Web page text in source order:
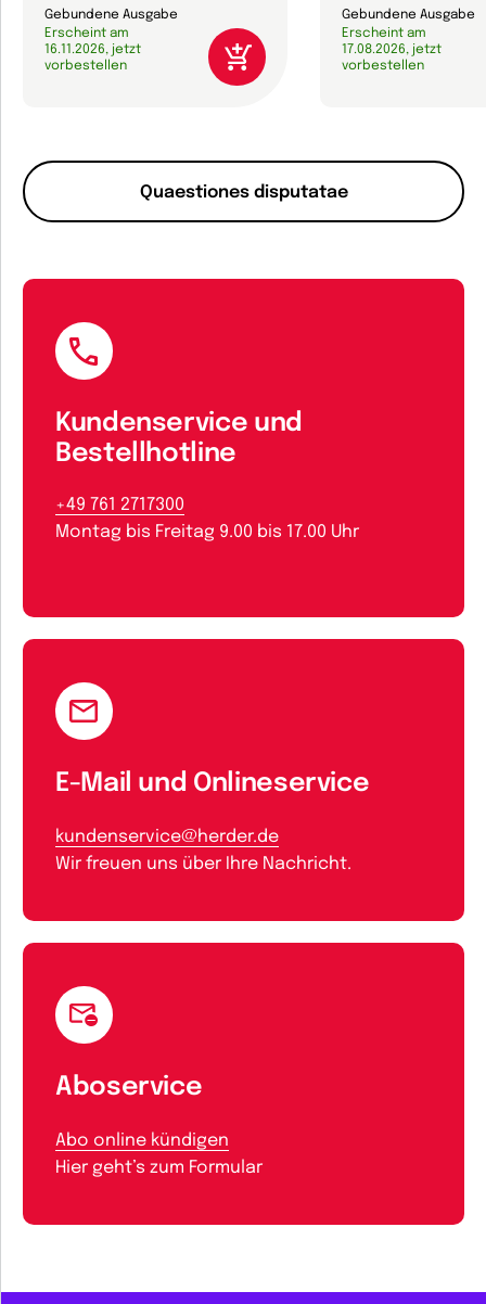
Quaestiones disputatae
Gebundene Ausgabe
Erscheint am
16.11.2026, jetzt
vorbestellen
Gebundene Ausgabe
Erscheint am
17.08.2026, jetzt
vorbestellen
Kundenservice und
Bestellhotline
+49 761 2717300
Montag bis Freitag 9.00 bis 17.00 Uhr
E-Mail und Onlineservice
kundenservice@herder.de
Wir freuen uns über Ihre Nachricht.
Aboservice
Abo online kündigen
Hier geht’s zum Formular